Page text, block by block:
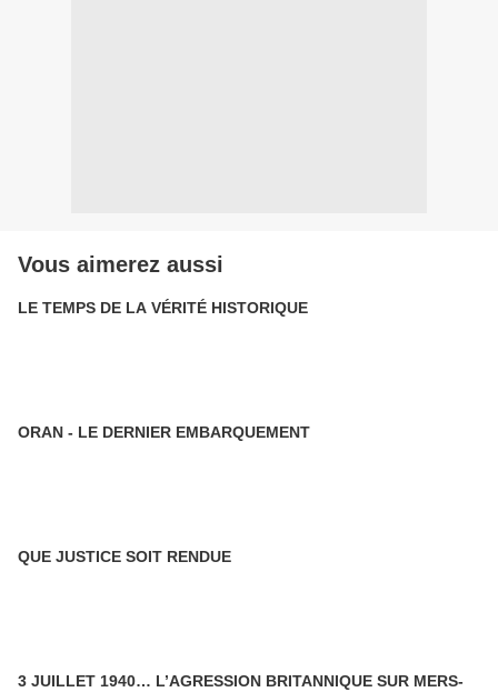
Vous aimerez aussi
LE TEMPS DE LA VÉRITÉ HISTORIQUE
ORAN - LE DERNIER EMBARQUEMENT
QUE JUSTICE SOIT RENDUE
3 JUILLET 1940… L’AGRESSION BRITANNIQUE SUR MERS-